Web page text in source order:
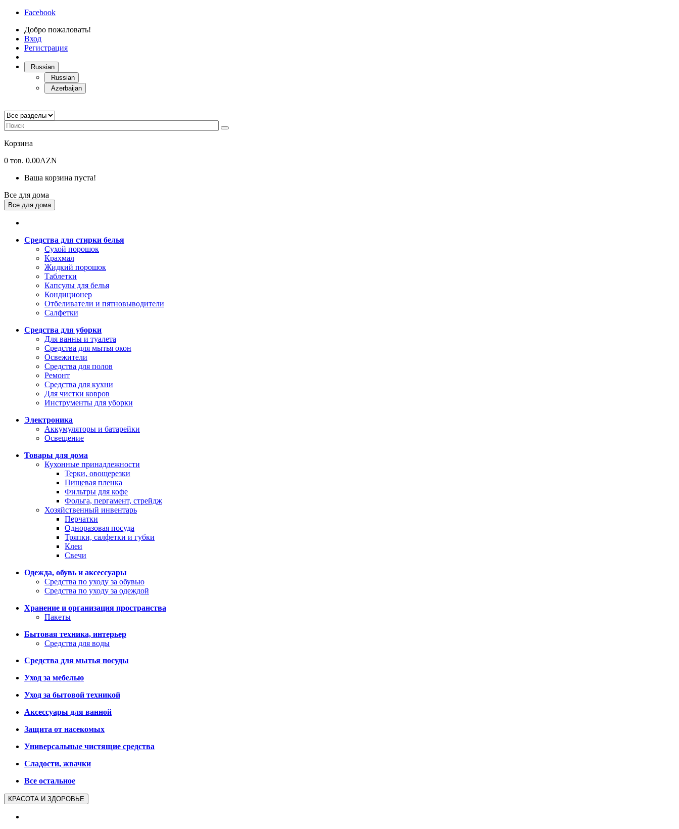
Facebook
Добро пожаловать!
Вход
Регистрация
Russian
Russian
Azerbaijan
Корзина
0 тов. 0.00AZN
Ваша корзина пуста!
Все для дома
Все для дома
Средства для стирки белья
Сухой порошок
Крахмал
Жидкий порошок
Таблетки
Капсулы для белья
Кондиционер
Отбеливатели и пятновыводители
Салфетки
Средства для уборки
Для ванны и туалета
Средства для мытья окон
Освежители
Средства для полов
Ремонт
Средства для кухни
Для чистки ковров
Инструменты для уборки
Электроника
Аккумуляторы и батарейки
Освещение
Товары для дома
Кухонные принадлежности
Терки, овощерезки
Пищевая пленка
Фильтры для кофе
Фольга, пергамент, стрейдж
Хозяйственный инвентарь
Перчатки
Одноразовая посуда
Тряпки, салфетки и губки
Клеи
Свечи
Одежда, обувь и аксессуары
Средства по уходу за обувью
Средства по уходу за одеждой
Хранение и организация пространства
Пакеты
Бытовая техника, интерьер
Средства для воды
Средства для мытья посуды
Уход за мебелью
Уход за бытовой техникой
Аксессуары для ванной
Защита от насекомых
Универсальные чистящие средства
Сладости, жвачки
Все остальное
КРАСОТА И ЗДОРОВЬЕ